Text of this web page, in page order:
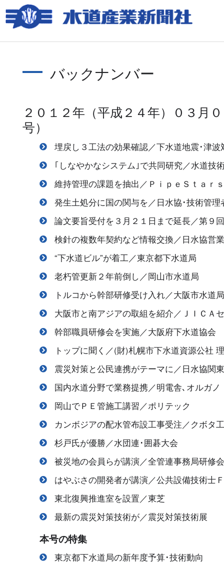
バックナンバー
２０１２年（平成２４年）０３月
号）
埋戻し３工法の効果確認／下水道地震･津波
｢しなやかなシステム｣で共同研究／水道技
維持管理の課題を抽出／ＰｉｐｅＳｔａｒ
発生土処分に国の関与を／日水協･技術管理
論文要旨受付を３月２１日まで延長／第９
検針の複数年契約など情報交換／日水協営
“下水道ビル”が着工／東京都下水道局
老朽管更新２年前倒し／岡山市水道局
トルコから幹部研修受け入れ／大阪市水道局
大阪市と南アジアの取組を紹介／ＪＩＣＡ
幹部職員研修会を実施／大阪府下水道協会
トップに聞く／(財)札幌市下水道資源公社
震災対策と公民連携がテーマに／日水協関
国内水道分野で業務提携／明電舎､オルガノ
岡山でＰＥ管施工講習／ポリテック
カンボジアの配水管布設工事受注／クボタ
杉戸氏が優勝／水団連･囲碁大会
被災地の会員らが講演／全管連事務局研修会
はやぶさの開発者が講演／公共設備技術士
東北復興推進室を設置／東芝
最新の震災対策技術が／震災対策技術展
本号の特集
東京都下水道局の新年度予算･技術動向